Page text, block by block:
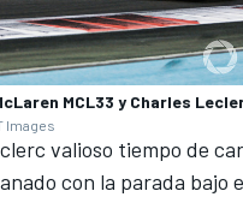
MCL33 y Charles
Images
valioso tiempo de
con la parada bajo